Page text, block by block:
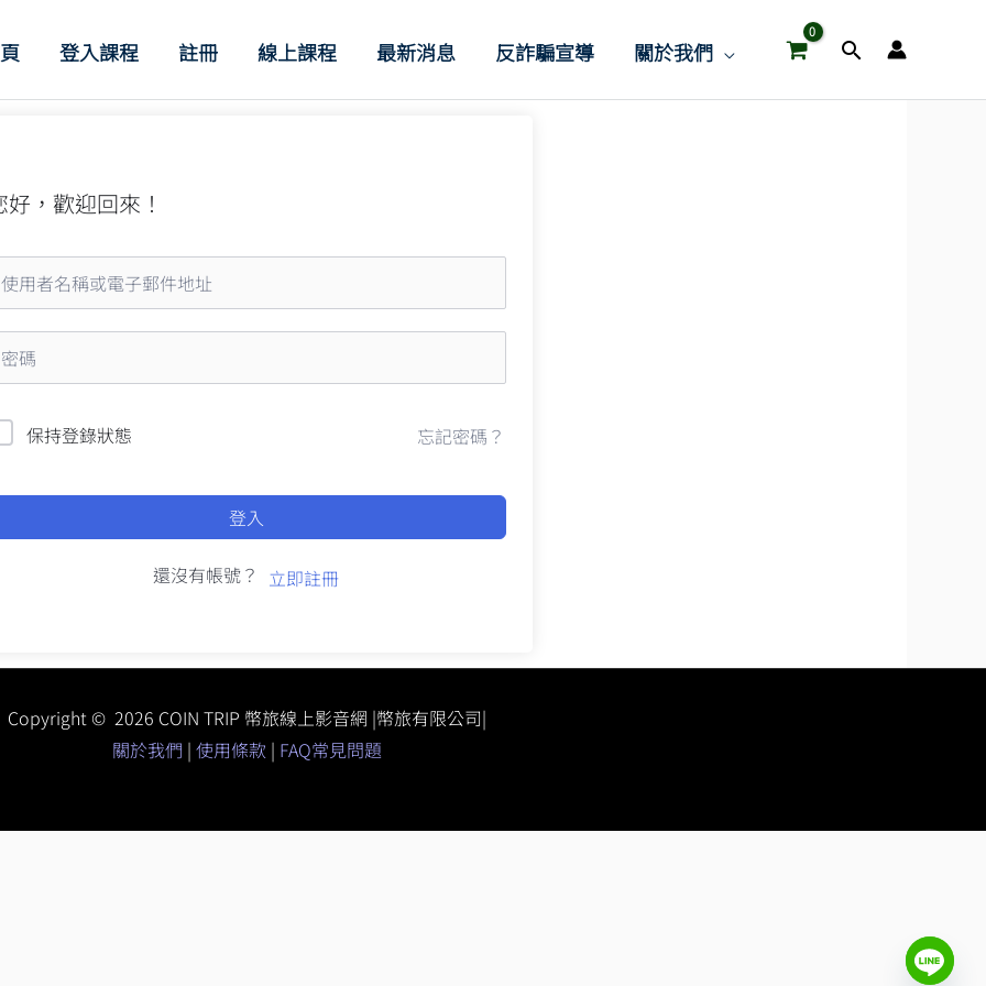
登入課程 註冊 線上課程 最新消息 反詐騙宣導 關於我們
搜
尋
好，歡迎回來！
保持登錄狀態 忘記密碼？
登入
還沒有帳號？ 立即註冊
Copyright © 2026 COIN TRIP 幣旅線上影音網 |幣旅有限公司|
關於我們 | 使用條款 | FAQ常見問題